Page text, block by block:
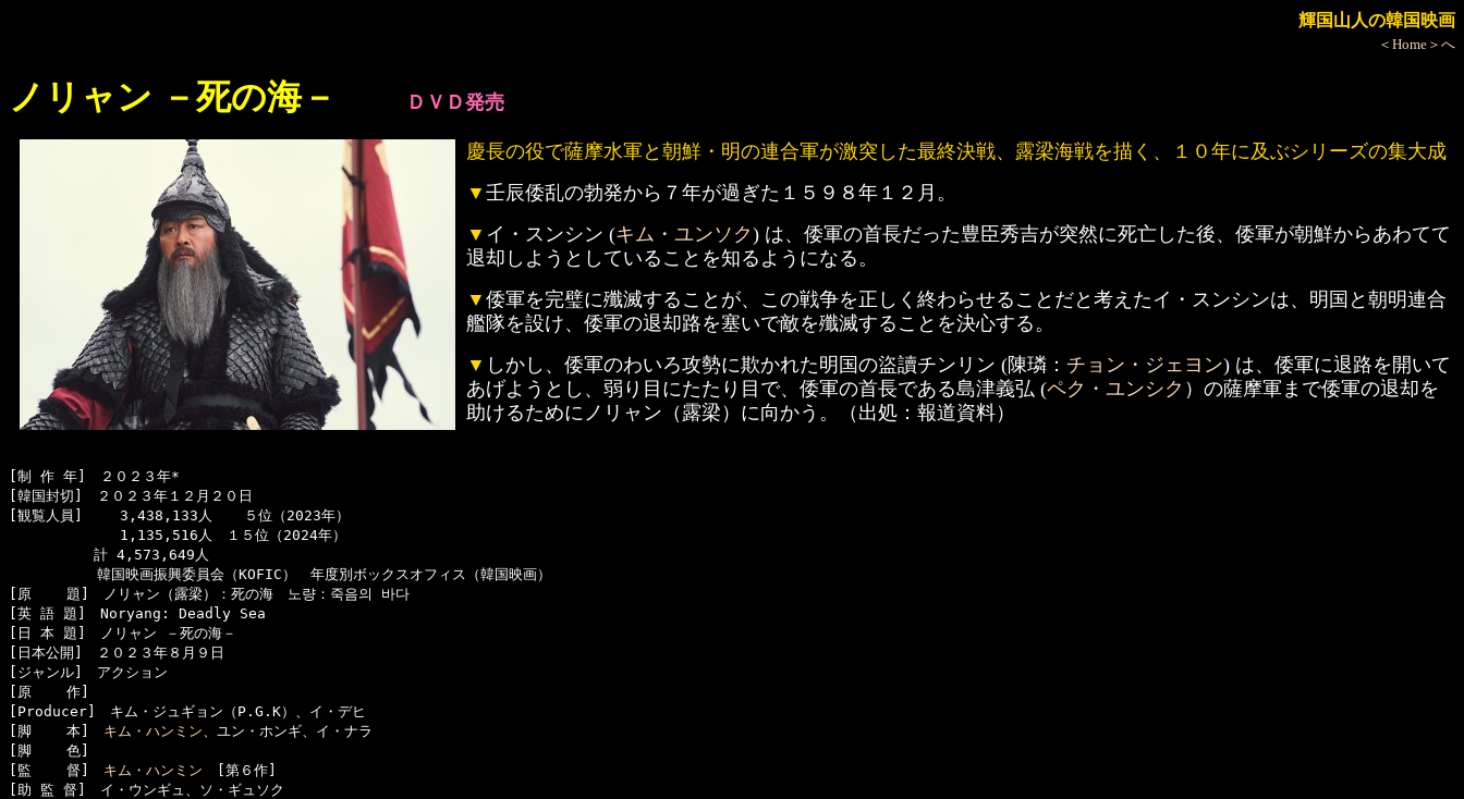
輝国山人の韓国映画
＜Home＞へ
ノリャン －死の海－ ＤＶＤ発売
慶長の役で薩摩水軍と朝鮮・明の連合軍が激突した最終決戦、露梁海戦を描く、１０年に及ぶシリーズの集大成
▼ 壬辰倭乱の勃発から７年が過ぎた１５９８年１２月。
▼ イ・スンシン (キム・ユンソク) は、倭軍の首長だった豊臣秀吉が突然に死亡した後、倭軍が朝鮮からあわてて
退却しようとしていることを知るようになる。
▼ 倭軍を完璧に殲滅することが、この戦争を正しく終わらせることだと考えたイ・スンシンは、明国と朝明連合
艦隊を設け、倭軍の退却路を塞いで敵を殲滅することを決心する。
▼ しかし、倭軍のわいろ攻勢に欺かれた明国の盜讀チンリン (陳璘： チョン・ジェヨン) は、倭軍に退路を開いて
あげようとし、弱り目にたたり目で、倭軍の首長である島津義弘 (ペク・ユンシク ）の薩摩軍まで倭軍の退却を
助けるためにノリャン（露梁）に向かう。（出処：報道資料）
[制 作 年]　２０２３年*
[韓国封切]　２０２３年１２月２０日
[観覧人員]　　 3,438,133人  　５位（2023年）
  　　　　　　 1,135,516人　１５位（2024年）
計 4,573,649人
  　　　　　韓国映画振興委員会（KOFIC）　年度別ボックスオフィス（韓国映画）
[原    題]　ノリャン（露梁）：死の海　노량：죽음의 바다
[英 語 題]　Noryang: Deadly Sea
[日 本 題]　ノリャン －死の海－
[日本公開]　２０２３年８月９日
[ジャンル]　アクション
[原    作]
[Producer]　キム・ジュギョン（P.G.K）、イ・デヒ
[脚    本] キム・ハンミン、ユン・ホンギ、イ・ナラ
[脚    色]
[監    督] キム・ハンミン [第６作]
[助 監 督]　イ・ウンギュ、ソ・ギュソク